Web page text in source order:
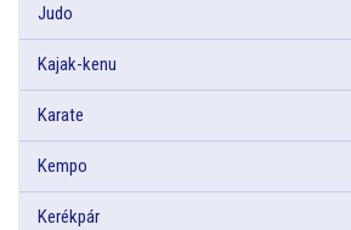
Judo
Kajak-kenu
Karate
Kempo
Kerékpár